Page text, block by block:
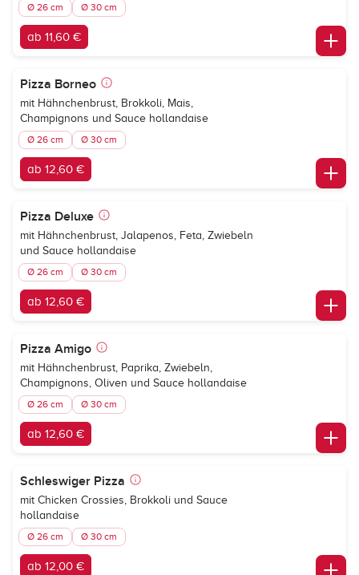
Ø 26 cm Ø 30 cm
ab 11,60 €
Pizza Borneo
mit Hähnchenbrust, Brokkoli, Mais,
Champignons und Sauce hollandaise
Ø 26 cm Ø 30 cm
ab 12,60 €
Pizza Deluxe
mit Hähnchenbrust, Jalapenos, Feta, Zwiebeln
und Sauce hollandaise
Ø 26 cm Ø 30 cm
ab 12,60 €
Pizza Amigo
mit Hähnchenbrust, Paprika, Zwiebeln,
Champignons, Oliven und Sauce hollandaise
Ø 26 cm Ø 30 cm
ab 12,60 €
Schleswiger Pizza
mit Chicken Crossies, Brokkoli und Sauce
hollandaise
Ø 26 cm Ø 30 cm
ab 12,00 €